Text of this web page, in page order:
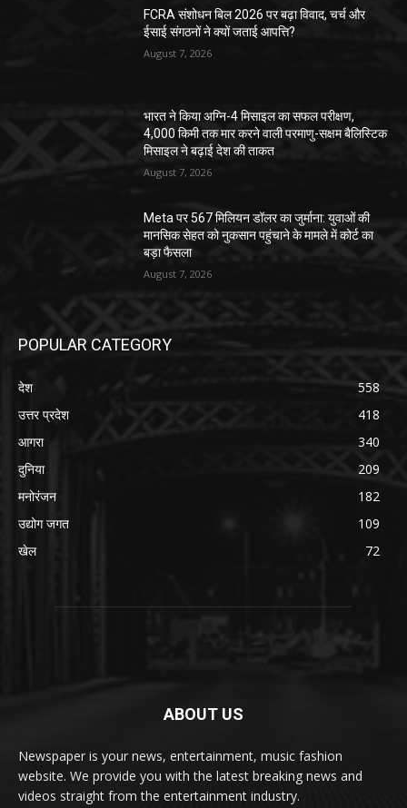
FCRA संशोधन बिल 2026 पर बढ़ा विवाद, चर्च और
ईसाई संगठनों ने क्यों जताई आपत्ति?
August 7, 2026
भारत ने किया अग्नि-4 मिसाइल का सफल परीक्षण,
4,000 किमी तक मार करने वाली परमाणु-सक्षम बैलिस्टिक
मिसाइल ने बढ़ाई देश की ताकत
August 7, 2026
Meta पर 567 मिलियन डॉलर का जुर्माना: युवाओं की
मानसिक सेहत को नुकसान पहुंचाने के मामले में कोर्ट का
बड़ा फैसला
August 7, 2026
POPULAR CATEGORY
देश
558
उत्तर प्रदेश
418
आगरा
340
दुनिया
209
मनोरंजन
182
उद्योग जगत
109
खेल
72
ABOUT US
Newspaper is your news, entertainment, music fashion
website. We provide you with the latest breaking news and
videos straight from the entertainment industry.